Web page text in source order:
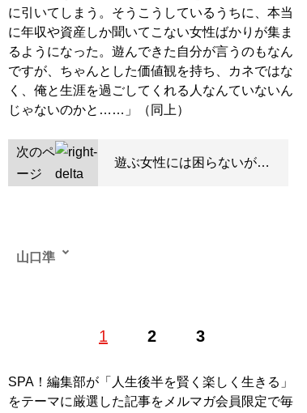
に引いてしまう。そうこうしているうちに、本当
に年収や資産しか聞いてこない女性ばかりが集ま
るようになった。遊んできた自分が言うのもなん
ですが、ちゃんとした価値観を持ち、カネではな
く、俺と生涯を過ごしてくれる人なんていないん
じゃないのかと……」（同上）
次のペ
ージ
遊ぶ女性には困らないが…
1 2 3
山口準
者。社会問題やニュースの裏側などをネットメディアに
記事一覧へ
SPA！編集部が「人生後半を賢く楽しく生きる」
をテーマに厳選した記事をメルマガ会員限定で毎